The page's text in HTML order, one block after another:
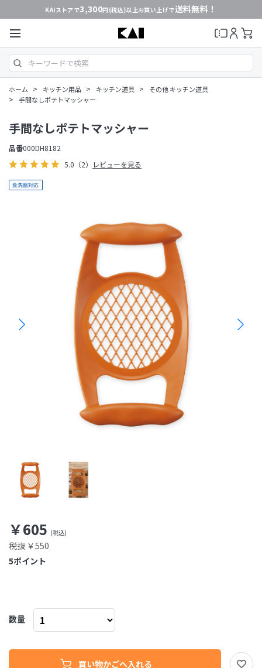
KAIストアで3,300円(税込)以上お買い上げで送料無料！
ホーム > キッチン用品 > キッチン道具 > その他 キッチン道具
> 手間なしポテトマッシャー
5.0 （2） レビューを見る
手間なしポテトマッシャー
￥605
税抜 ￥550
品番000DH8182
ポイント
5
数量